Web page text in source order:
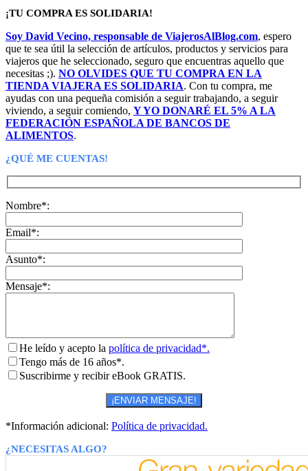
¡TU COMPRA ES SOLIDARIA!
Soy David Vecino, responsable de ViajerosAlBlog.com, espero
que te sea útil la selección de artículos, productos y servicios para
viajeros que he seleccionado, seguro que encuentras aquello que
necesitas ;). NO OLVIDES QUE TU COMPRA EN LA
TIENDA VIAJERA ES SOLIDARIA. Con tu compra, me
ayudas con una pequeña comisión a seguir trabajando, a seguir
viviendo, a seguir comiendo, Y YO DONARÉ EL 5% A LA
FEDERACIÓN ESPAÑOLA DE BANCOS DE
ALIMENTOS.
¿QUÉ ME CUENTAS!
Nombre*:
Email*:
Asunto*:
Mensaje*:
He leído y acepto la política de privacidad*.
Tengo más de 16 años*.
Suscribirme y recibir eBook GRATIS.
*Información adicional: Política de privacidad.
¿NECESITAS ALGO?